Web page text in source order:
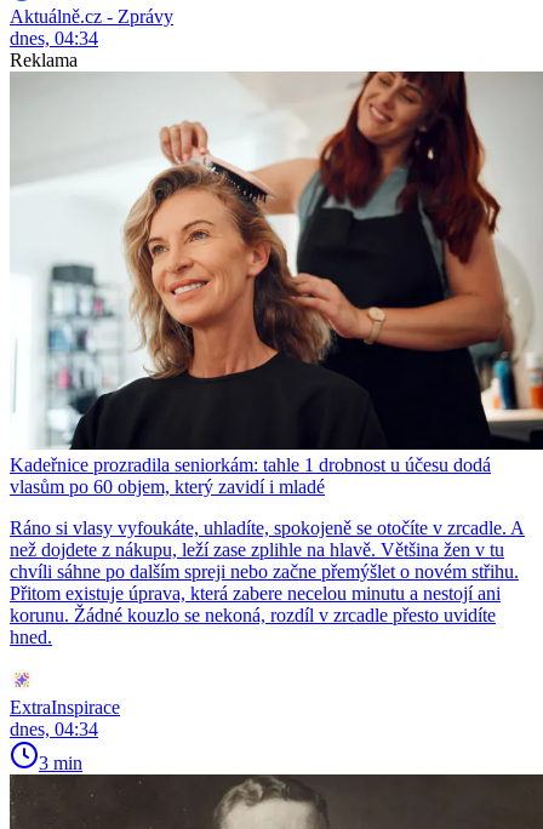
Aktuálně.cz - Zprávy
dnes, 04:34
Reklama
Kadeřnice prozradila seniorkám: tahle 1 drobnost u účesu dodá
vlasům po 60 objem, který zavidí i mladé
Ráno si vlasy vyfoukáte, uhladíte, spokojeně se otočíte v zrcadle. A
než dojdete z nákupu, leží zase zplihle na hlavě. Většina žen v tu
chvíli sáhne po dalším spreji nebo začne přemýšlet o novém střihu.
Přitom existuje úprava, která zabere necelou minutu a nestojí ani
korunu. Žádné kouzlo se nekoná, rozdíl v zrcadle přesto uvidíte
hned.
ExtraInspirace
dnes, 04:34
3 min